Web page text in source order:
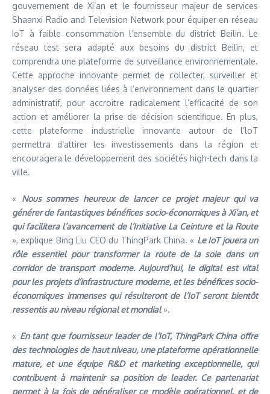
gouvernement de Xi’an et le fournisseur majeur de services
Shaanxi Radio and Television Network pour équiper en réseau
IoT à faible consommation l’ensemble du district Beilin. Le
réseau test sera adapté aux besoins du district Beilin, et
comprendra une plateforme de surveillance environnementale.
Cette approche innovante permet de collecter, surveiller et
analyser des données liées à l’environnement dans le quartier
administratif, pour accroitre radicalement l’efficacité de son
action et améliorer la prise de décision scientifique. En plus,
cette plateforme industrielle innovante autour de l’loT
permettra d’attirer les investissements dans la région et
encouragera le développement des sociétés high-tech dans la
ville.
« Nous sommes heureux de lancer ce projet majeur qui va
générer de fantastiques bénéfices socio-économiques à Xi’an, et
qui facilitera l’avancement de l’Initiative La Ceinture et la Route
», explique Bing Liu CEO du ThingPark China. « Le IoT jouera un
rôle essentiel pour transformer la route de la soie dans un
corridor de transport moderne. Aujourd’hui, le digital est vital
pour les projets d’infrastructure moderne, et les bénéfices socio-
économiques immenses qui résulteront de l’IoT seront bientôt
ressentis au niveau régional et mondial».
« En tant que fournisseur leader de l’IoT, ThingPark China offre
des technologies de haut niveau, une plateforme opérationnelle
mature, et une équipe R&D et marketing exceptionnelle, qui
contribuent à maintenir sa position de leader. Ce partenariat
permet à la fois de généraliser ce modèle opérationnel, et de